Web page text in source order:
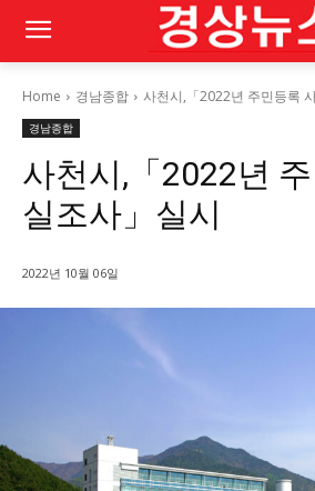
Home 경남종합 사천시,「2022년 주민등록
경남종합
사천시,「2022년
실조사」실시
2022년 10월 06일